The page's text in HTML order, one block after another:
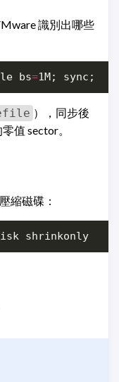
識別出哪些
bs=1M; sync ;
），同步後
值 sector。
縮磁碟：